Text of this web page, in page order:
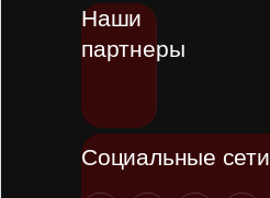
Наши
партнеры
Социальные сети